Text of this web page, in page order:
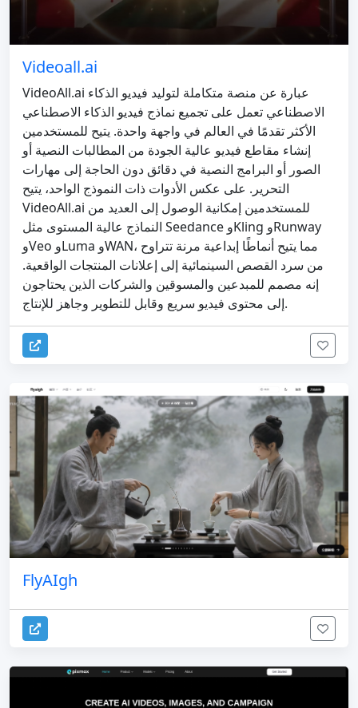
Videoall.ai
VideoAll.ai عبارة عن منصة متكاملة لتوليد فيديو الذكاء
الاصطناعي تعمل على تجميع نماذج فيديو الذكاء الاصطناعي
الأكثر تقدمًا في العالم في واجهة واحدة. يتيح للمستخدمين
إنشاء مقاطع فيديو عالية الجودة من المطالبات النصية أو
الصور أو البرامج النصية في دقائق دون الحاجة إلى مهارات
التحرير. على عكس الأدوات ذات النموذج الواحد، يتيح
VideoAll.ai للمستخدمين إمكانية الوصول إلى العديد من
النماذج عالية المستوى مثل Seedance وKling وRunway
وVeo وLuma وWAN، مما يتيح أنماطًا إبداعية مرنة تتراوح
من سرد القصص السينمائية إلى إعلانات المنتجات الواقعية.
إنه مصمم للمبدعين والمسوقين والشركات الذين يحتاجون
إلى محتوى فيديو سريع وقابل للتطوير وجاهز للإنتاج.
FlyAIgh